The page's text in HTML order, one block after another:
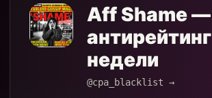
Aff Shame —
антирейтинг
недели
@cpa_blacklist →